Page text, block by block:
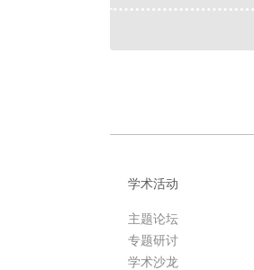
学术活动
主题论坛
专题研讨
学术沙龙